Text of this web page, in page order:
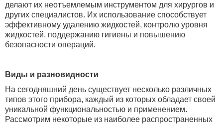
делают их неотъемлемым инструментом для хирургов и
других специалистов. Их использование способствует
эффективному удалению жидкостей, контролю уровня
жидкостей, поддержанию гигиены и повышению
безопасности операций.
Виды и разновидности
На сегодняшний день существует несколько различных
типов этого прибора, каждый из которых обладает своей
уникальной функциональностью и применением.
Рассмотрим некоторые из наиболее распространенных